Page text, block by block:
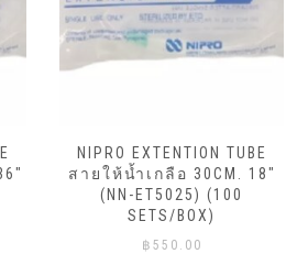
NIPRO EXTENTION TUBE
สายให้น้ำเกลือ 30CM. 18″
(NN-ET5025) (100
SETS/BOX)
550.00